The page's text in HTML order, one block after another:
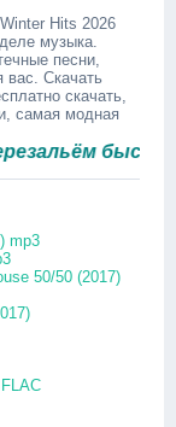
Hits 2026
музыка.
песни,
вас. Скачать
скачать,
самая модная
быстро.
mp3
50/50 (2017)